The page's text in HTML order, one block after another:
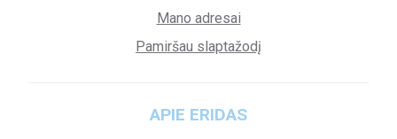
Mano adresai
Pamiršau slaptažodį
APIE ERIDAS